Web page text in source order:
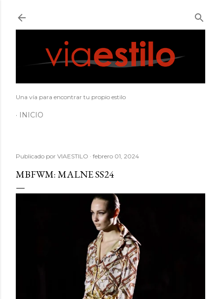
Una vía para encontrar tu propio estilo
INICIO
Publicado por VIAESTILO febrero 01, 2024
MBFWM: MALNE SS24